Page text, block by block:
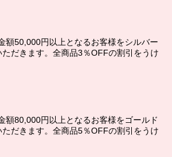
額50,000円以上となるお客様をシルバー
ただきます。全商品3％OFFの割引をうけ
額80,000円以上となるお客様をゴールド
ただきます。全商品5％OFFの割引をうけ